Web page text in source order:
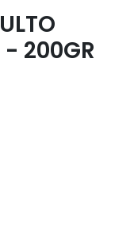
- 200GR